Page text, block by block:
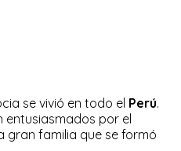
se vivió en todo el Perú.
entusiasmados por el
gran familia que se formó